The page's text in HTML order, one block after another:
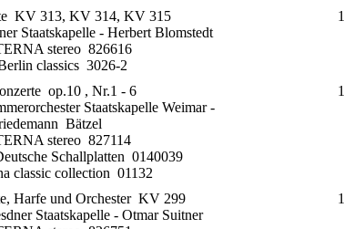
KV 313, KV 314, KV 315
Staatskapelle - Herbert Blomstedt
stereo 826616
classics 3026-2
op.10 , Nr.1 - 6
Staatskapelle Weimar -
Bätzel
stereo 827114
Schallplatten 0140039
classic collection 01132
Harfe und Orchester KV 299
Staatskapelle - Otmar Suitner